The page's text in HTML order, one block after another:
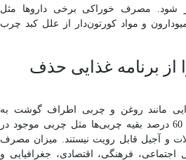
مصرف خوراکی برخی داروها مثل
و مواد کورتون‌دار از علل کبد چرب
از برنامه غذایی حذف
مانند روغن و چربی اطراف گوشت به
سهولت قابل رویت هستند ولی 60 درصد بقیه چربی‌ها مثل چربی موجود در
و آجیل قابل رویت نیستند. میزان مصرف
فرهنگی، اقتصادی، جغرافیایی و